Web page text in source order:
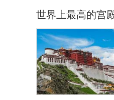
世界上最高的宫